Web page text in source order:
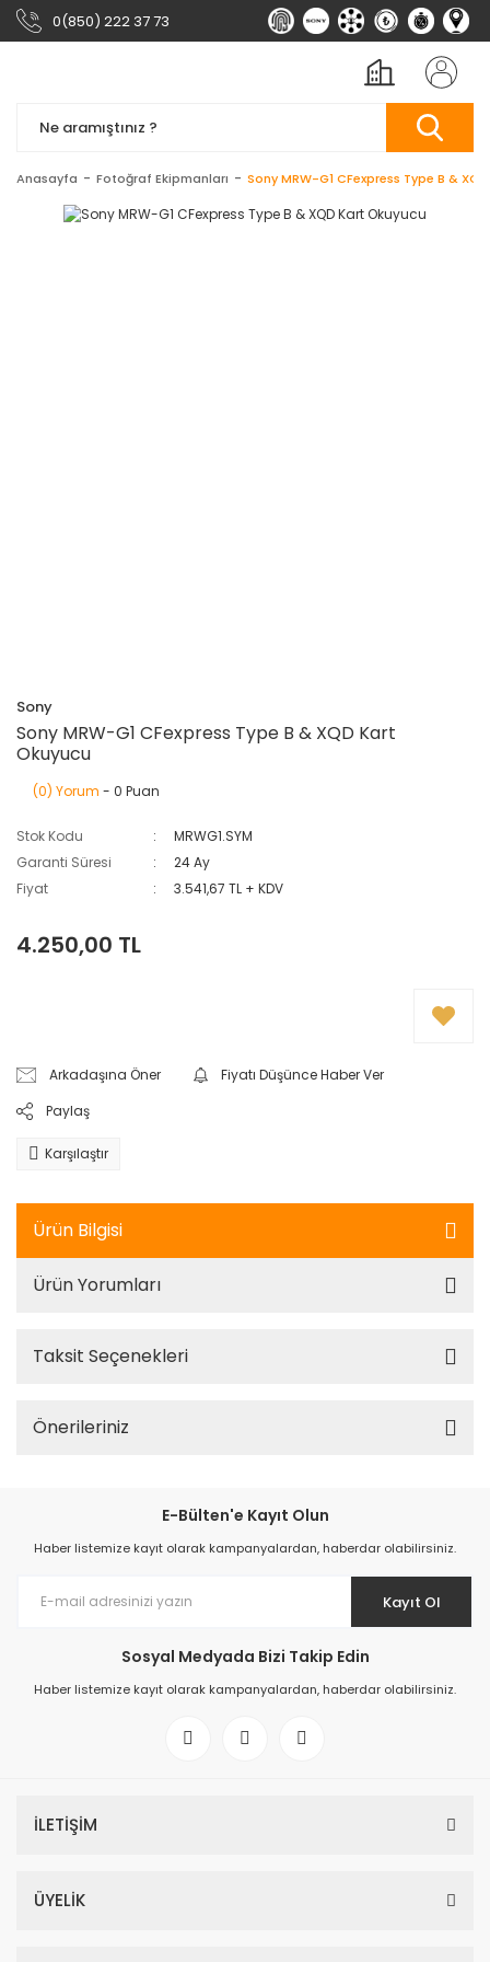
0(850) 222 37 73
Anasayfa Fotoğraf Ekipmanları Sony MRW-G1 CFexpress Type B &
Sony
Sony MRW-G1 CFexpress Type B & XQD Kart
Okuyucu
(0) Yorum - 0 Puan
Stok Kodu
MRWG1.SYM
Garanti Süresi
24 Ay
Fiyat
3.541,67 TL + KDV
4.250,00 TL
Arkadaşına Öner
Fiyatı Düşünce Haber Ver
Paylaş
Karşılaştır
Ürün Bilgisi
Ürün Yorumları
Taksit Seçenekleri
Önerileriniz
E-Bülten'e Kayıt Olun
Haber listemize kayıt olarak kampanyalardan, haberdar olabilirsiniz.
Kayıt Ol
Sosyal Medyada Bizi Takip Edin
Haber listemize kayıt olarak kampanyalardan, haberdar olabilirsiniz.
İLETİŞİM
ÜYELİK